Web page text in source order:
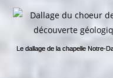
Le dallage de la chapelle Notre-